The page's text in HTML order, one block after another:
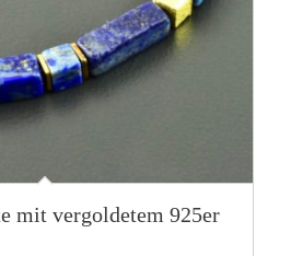
mit vergoldetem 925er